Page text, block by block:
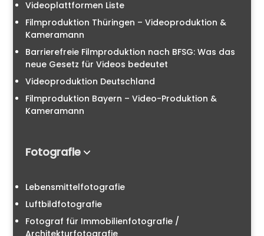
Videoplattformen Liste
Filmproduktion Thüringen – Videoproduktion &
Kameramann
Barrierefreie Filmproduktion nach BFSG: Was das
neue Gesetz für Videos bedeutet
Videoproduktion Deutschland
Filmproduktion Bayern – Video-Produktion &
Kameramann
Fotografie
Lebensmittelfotografie
Luftbildfotografie
Fotograf für Immobilienfotografie /
Architekturfotografie